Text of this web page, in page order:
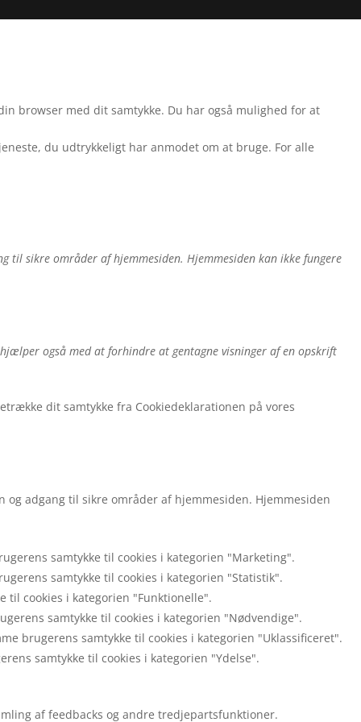
browser med dit samtykke. Du har også mulighed for at
du udtrykkeligt har anmodet om at bruge. For alle
til sikre områder af hjemmesiden. Hjemmesiden kan ikke fungere
også med at forhindre at gentagne visninger af en opskrift
dit samtykke fra Cookiedeklarationen på vores
adgang til sikre områder af hjemmesiden. Hjemmesiden
samtykke til cookies i kategorien "Marketing".
samtykke til cookies i kategorien "Statistik".
til cookies i kategorien "Funktionelle".
samtykke til cookies i kategorien "Nødvendige".
brugerens samtykke til cookies i kategorien "Uklassificeret".
samtykke til cookies i kategorien "Ydelse".
af feedbacks og andre tredjepartsfunktioner.